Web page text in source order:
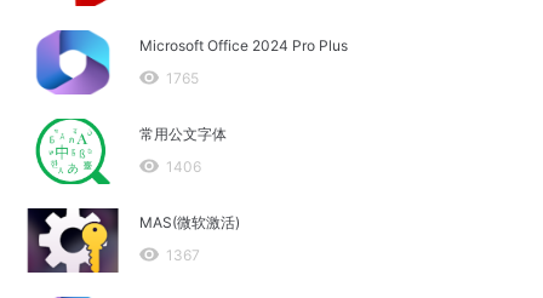
Microsoft Office 2024 Pro Plus
1765
常用公文字体
1406
MAS(微软激活)
1367